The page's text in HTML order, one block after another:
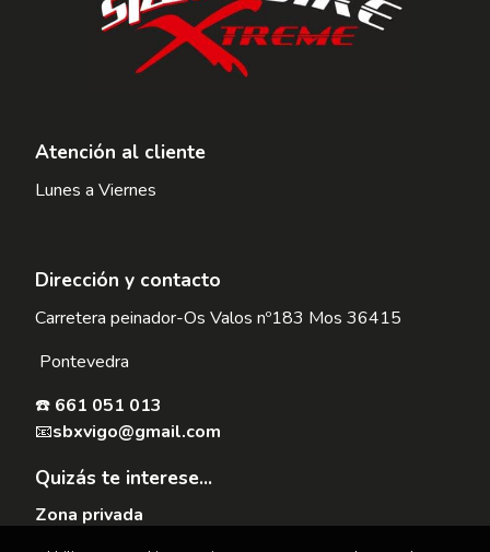
Atención al cliente
Lunes a Viernes
Dirección y contacto
Carretera peinador-Os Valos nº183 Mos 36415
Pontevedra
☎️ 661 051 013
📧sbxvigo@gmail.com
Quizás te interese...
Zona privada